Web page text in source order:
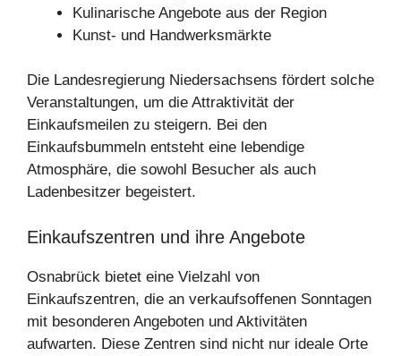
Kulinarische Angebote aus der Region
Kunst- und Handwerksmärkte
Die Landesregierung Niedersachsens fördert solche
Veranstaltungen, um die Attraktivität der
Einkaufsmeilen zu steigern. Bei den
Einkaufsbummeln entsteht eine lebendige
Atmosphäre, die sowohl Besucher als auch
Ladenbesitzer begeistert.
Einkaufszentren und ihre Angebote
Osnabrück bietet eine Vielzahl von
Einkaufszentren, die an verkaufsoffenen Sonntagen
mit besonderen Angeboten und Aktivitäten
aufwarten. Diese Zentren sind nicht nur ideale Orte